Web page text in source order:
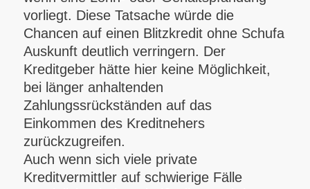
vorliegt. Diese Tatsache würde die
Chancen auf einen Blitzkredit ohne Schufa
Auskunft deutlich verringern. Der
Kreditgeber hätte hier keine Möglichkeit,
bei länger anhaltenden
Zahlungssrückständen auf das
Einkommen des Kreditnehers
zurückzugreifen.
Auch wenn sich viele private
Kreditvermittler auf schwierige Fälle